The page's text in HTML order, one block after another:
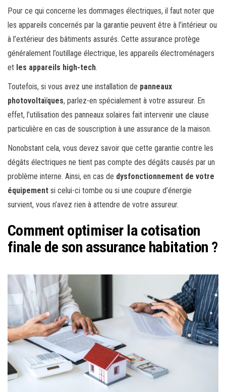
Pour ce qui concerne les dommages électriques, il faut noter que
les appareils concernés par la garantie peuvent être à l’intérieur ou
à l’extérieur des bâtiments assurés. Cette assurance protège
généralement l’outillage électrique, les appareils électroménagers
et les appareils high-tech.
Toutefois, si vous avez une installation de panneaux
photovoltaïques, parlez-en spécialement à votre assureur. En
effet, l’utilisation des panneaux solaires fait intervenir une clause
particulière en cas de souscription à une assurance de la maison.
Nonobstant cela, vous devez savoir que cette garantie contre les
dégâts électriques ne tient pas compte des dégâts causés par un
problème interne. Ainsi, en cas de dysfonctionnement de votre
équipement si celui-ci tombe ou si une coupure d’énergie
survient, vous n’avez rien à attendre de votre assureur.
Comment optimiser la cotisation
finale de son assurance habitation ?